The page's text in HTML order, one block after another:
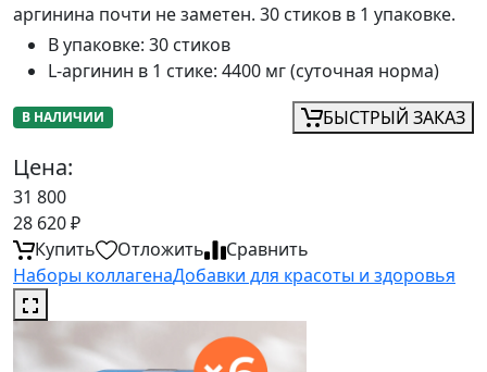
аргинина почти не заметен. 30 стиков в 1 упаковке.
В упаковке: 30 стиков
L-аргинин в 1 стике: 4400 мг (суточная норма)
В НАЛИЧИИ БЫСТРЫЙ ЗАКАЗ
Цена:
31 800
28 620₽
Купить
Отложить
Сравнить
Наборы коллагенаДобавки для красоты и здоровья